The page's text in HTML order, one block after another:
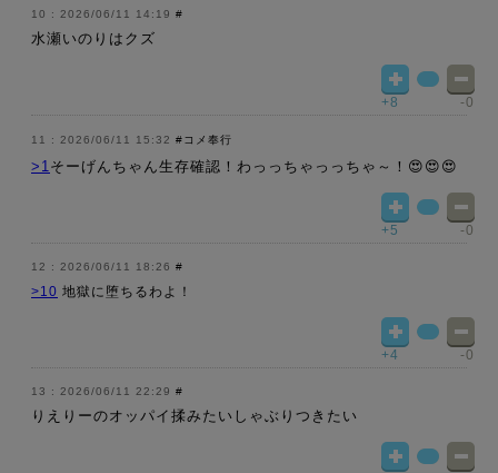
2026/06/11 14:19 #
水瀬いのりはクズ
+8 -0
2026/06/11 15:32 #コメ奉行
>1そーげんちゃん生存確認！わっっちゃっっちゃ～！😍😍😍
+5 -0
2026/06/11 18:26 #
>10 地獄に堕ちるわよ！
+4 -0
2026/06/11 22:29 #
りえりーのオッパイ揉みたいしゃぶりつきたい